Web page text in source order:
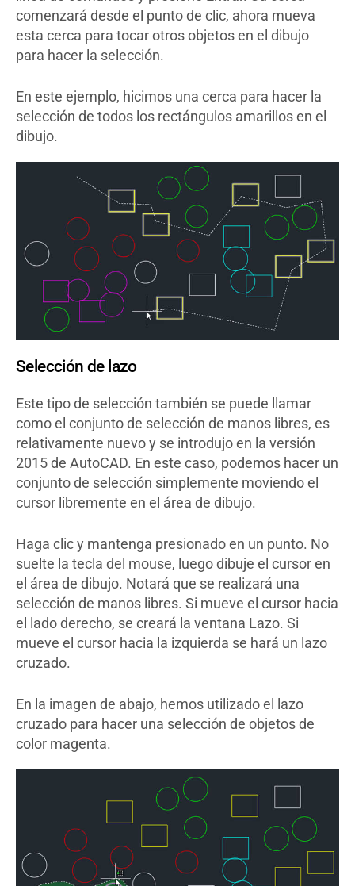
comenzará desde el punto de clic, ahora mueva
esta cerca para tocar otros objetos en el dibujo
para hacer la selección.
En este ejemplo, hicimos una cerca para hacer la
selección de todos los rectángulos amarillos en el
dibujo.
Selección de lazo
Este tipo de selección también se puede llamar
como el conjunto de selección de manos libres, es
relativamente nuevo y se introdujo en la versión
2015 de AutoCAD. En este caso, podemos hacer un
conjunto de selección simplemente moviendo el
cursor libremente en el área de dibujo.
Haga clic y mantenga presionado en un punto. No
suelte la tecla del mouse, luego dibuje el cursor en
el área de dibujo. Notará que se realizará una
selección de manos libres. Si mueve el cursor hacia
el lado derecho, se creará la ventana Lazo. Si
mueve el cursor hacia la izquierda se hará un lazo
cruzado.
En la imagen de abajo, hemos utilizado el lazo
cruzado para hacer una selección de objetos de
color magenta.